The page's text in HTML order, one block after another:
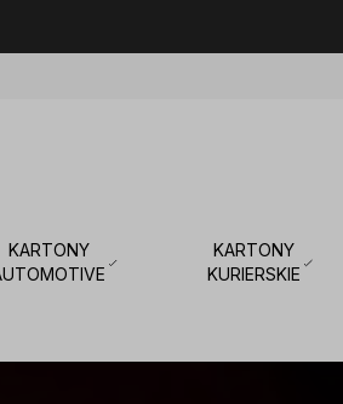
KARTONY
KARTONY
KURIERSKIE